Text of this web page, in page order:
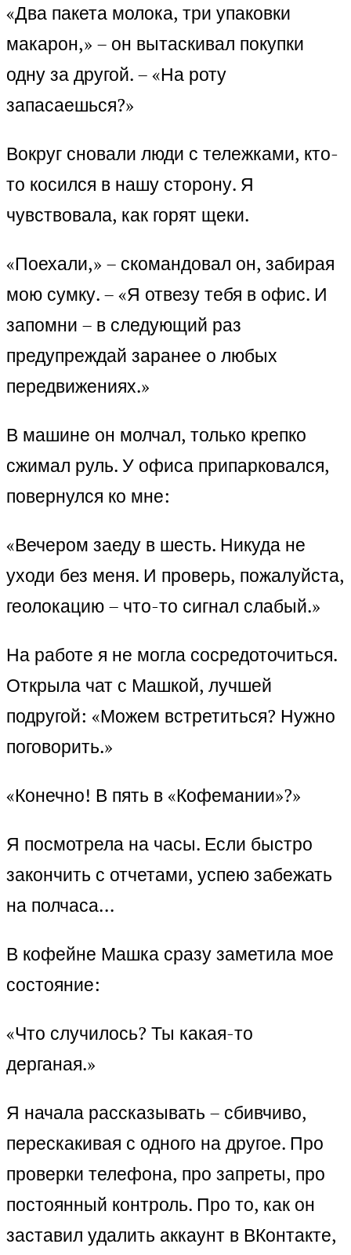
«Два пакета молока, три упаковки
макарон,» – он вытаскивал покупки
одну за другой. – «На роту
запасаешься?»
Вокруг сновали люди с тележками, кто-
то косился в нашу сторону. Я
чувствовала, как горят щеки.
«Поехали,» – скомандовал он, забирая
мою сумку. – «Я отвезу тебя в офис. И
запомни – в следующий раз
предупреждай заранее о любых
передвижениях.»
В машине он молчал, только крепко
сжимал руль. У офиса припарковался,
повернулся ко мне:
«Вечером заеду в шесть. Никуда не
уходи без меня. И проверь, пожалуйста,
геолокацию – что-то сигнал слабый.»
На работе я не могла сосредоточиться.
Открыла чат с Машкой, лучшей
подругой: «Можем встретиться? Нужно
поговорить.»
«Конечно! В пять в «Кофемании»?»
Я посмотрела на часы. Если быстро
закончить с отчетами, успею забежать
на полчаса…
В кофейне Машка сразу заметила мое
состояние:
«Что случилось? Ты какая-то
дерганая.»
Я начала рассказывать – сбивчиво,
перескакивая с одного на другое. Про
проверки телефона, про запреты, про
постоянный контроль. Про то, как он
заставил удалить аккаунт в ВКонтакте,